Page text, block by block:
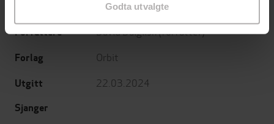
Godta utvalgte
Forfattere David Dalglish(forfatter)
Forlag Orbit
Utgitt 22.03.2024
Sjanger